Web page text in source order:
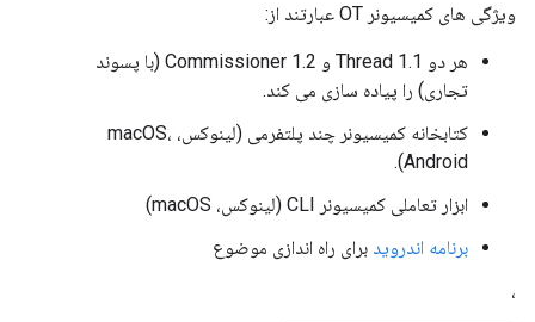
ویژگی های کمیسیونر OT عبارتند از:
هر دو Thread 1.1 و 1.2 Commissioner (با پسوند
تجاری) را پیاده سازی می کند.
کتابخانه کمیسیونر چند پلتفرمی (لینوکس، macOS،
Android).
ابزار تعاملی کمیسیونر CLI (لینوکس، macOS)
برنامه اندروید برای راه اندازی موضوع
،